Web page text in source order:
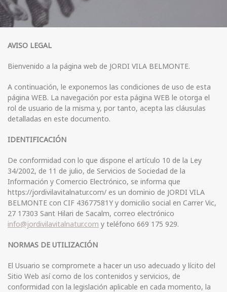
AVISO LEGAL
Bienvenido a la página web de JORDI VILA BELMONTE.
A continuación, le exponemos las condiciones de uso de esta
página WEB. La navegación por esta página WEB le otorga el
rol de usuario de la misma y, por tanto, acepta las cláusulas
detalladas en este documento.
IDENTIFICACIÓN
De conformidad con lo que dispone el artículo 10 de la Ley
34/2002, de 11 de julio, de Servicios de Sociedad de la
Información y Comercio Electrónico, se informa que
https://jordivilavitalnatur.com/ es un dominio de JORDI VILA
BELMONTE con CIF 43677581Y y domicilio social en Carrer Vic,
27 17303 Sant Hilari de Sacalm, correo electrónico
info@jordivilavitalnatur.com y teléfono 669 175 929.
NORMAS DE UTILIZACIÓN
El Usuario se compromete a hacer un uso adecuado y lícito del
Sitio Web así como de los contenidos y servicios, de
conformidad con la legislación aplicable en cada momento, la